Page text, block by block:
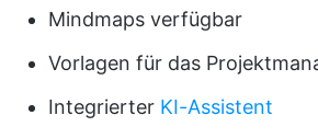
Mindmaps verfügbar
Vorlagen für das
Integrierter KI-Assistent